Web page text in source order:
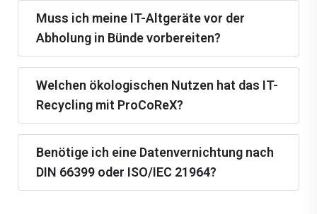
Muss ich meine IT-Altgeräte vor der
Abholung in Bünde vorbereiten?
Welchen ökologischen Nutzen hat das IT-
Recycling mit ProCoReX?
Benötige ich eine Datenvernichtung nach
DIN 66399 oder ISO/IEC 21964?